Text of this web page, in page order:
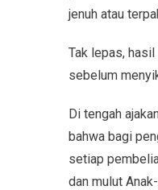
jenuh atau
Tak lepas,
sebelum
Di tengah
bahwa bagi
setiap
dan mulut